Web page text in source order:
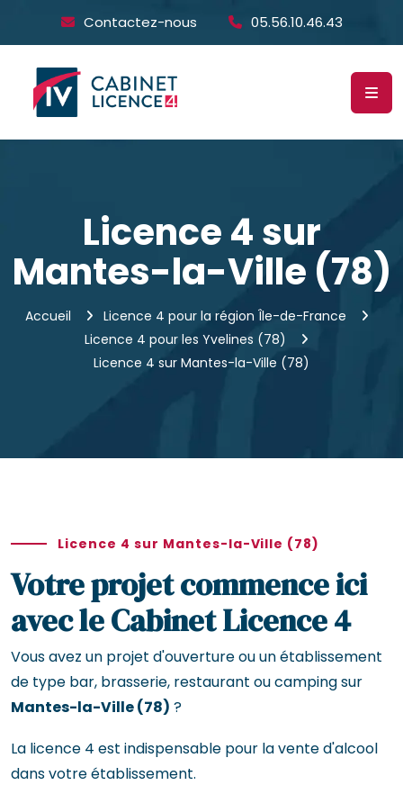
Contactez-nous 05.56.10.46.43
Licence 4 sur
Mantes-la-Ville (78)
Accueil
Licence 4 pour la région Île-de-France
Licence 4 pour les Yvelines (78)
Licence 4 sur Mantes-la-Ville (78)
Licence 4 sur Mantes-la-Ville (78)
Votre projet commence ici
avec le Cabinet Licence 4
Vous avez un projet d'ouverture ou un établissement
de type bar, brasserie, restaurant ou camping sur
Mantes-la-Ville (78) ?
La licence 4 est indispensable pour la vente d'alcool
dans votre établissement.